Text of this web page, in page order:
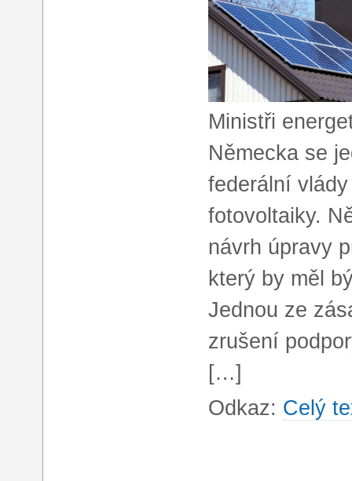
Ministři
Německa se
federální
fotovoltaiky.
návrh úpravy
který by měl
Jednou ze
zrušení
[…]
Odkaz: Celý